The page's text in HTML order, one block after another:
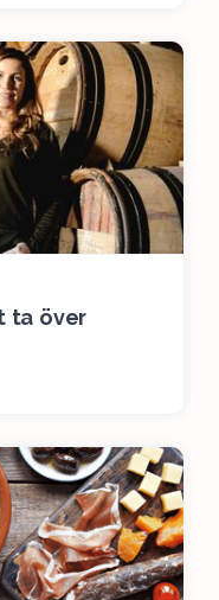
ta över